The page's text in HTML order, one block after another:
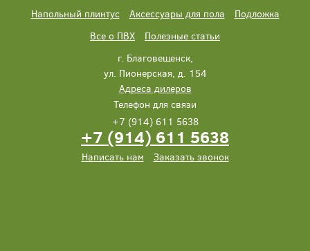
Напольный плинтус
Аксессуары для пола
Подложка
Все о ПВХ
Полезные статьи
г. Благовещенск,
ул. Пионерская, д. 154
Адреса дилеров
Телефон для связи
+7 (914) 611 5638
+7 (914) 611 5638
Написать нам Заказать звонок